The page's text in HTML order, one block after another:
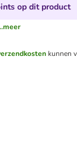
op dit product
kunnen